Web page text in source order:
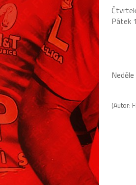
Pátek
(Autor: